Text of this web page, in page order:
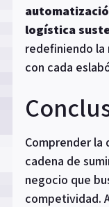
logística
redefiniendo la
con cada
Comprender
cadena de
negocio que
competividad.